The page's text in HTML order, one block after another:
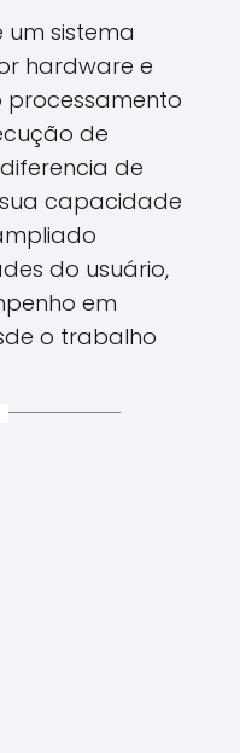
um sistema
hardware e
de
de
capacidade
do usuário,
em
o trabalho